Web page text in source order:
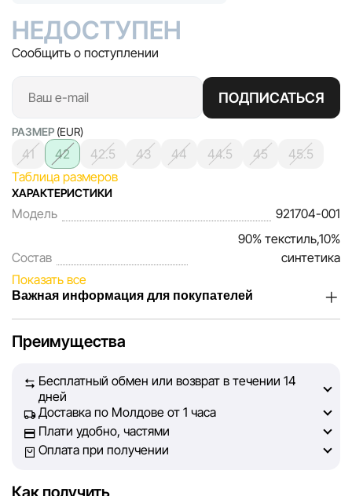
НЕДОСТУПЕН
Сообщить о поступлении
ПОДПИСАТЬСЯ
РАЗМЕР (EUR)
41 42 42.5 43 44 44.5 45
45.5
Таблица размеров
ХАРАКТЕРИСТИКИ
Модель 921704-001
Состав
90% текстиль,10%
синтетика
Показать все
Важная информация для покупателей
наших покупателей. Каждый день мы работаем над тем,
на сайте, была максимально полной, объективной и
актуальной. Наша цель — обеспечить вас достоверной
информацией, чтобы вы смогли принять лучшее
решение о покупке.
Преимущества
Бесплатный обмен или возврат в течении 14
дней
Доставка по Молдове от 1 часа
Плати удобно, частями
Оплата при получении